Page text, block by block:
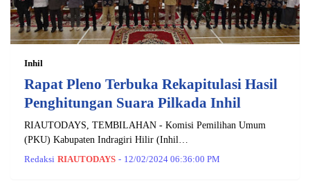
Inhil
Rapat Pleno Terbuka Rekapitulasi Hasil
Penghitungan Suara Pilkada Inhil
RIAUTODAYS, TEMBILAHAN - Komisi Pemilihan Umum
(PKU) Kabupaten Indragiri Hilir (Inhil…
Redaksi RIAUTODAYS - 12/02/2024 06:36:00 PM